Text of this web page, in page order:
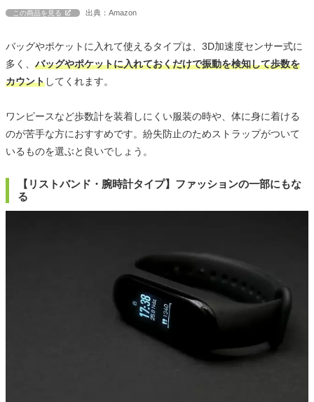
この商品を見る 出典：Amazon
バッグやポケットに入れて使えるタイプは、3D加速度センサー式に
多く、 バッグやポケットに入れておくだけで振動を検知して歩数を
カウントしてくれます。
ワンピースなど歩数計を装着しにくい服装の時や、体に身に着ける
のが苦手な方におすすめです。紛失防止のためストラップがついて
いるものを選ぶと良いでしょう。
【リストバンド・腕時計タイプ】ファッションの一部にもな
る